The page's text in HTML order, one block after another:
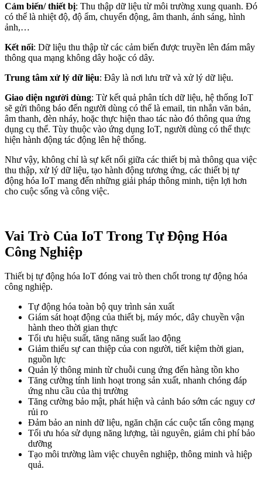
Cảm biến/ thiết bị: Thu thập dữ liệu từ môi trường xung quanh. Đó
có thể là nhiệt độ, độ ẩm, chuyển động, âm thanh, ánh sáng, hình
ảnh,…
Kết nối: Dữ liệu thu thập từ các cảm biến được truyền lên đám mây
thông qua mạng không dây hoặc có dây.
Trung tâm xử lý dữ liệu: Đây là nơi lưu trữ và xử lý dữ liệu.
Giao diện người dùng: Từ kết quả phân tích dữ liệu, hệ thống IoT
sẽ gửi thông báo đến người dùng có thể là email, tin nhắn văn bản,
âm thanh, đèn nháy, hoặc thực hiện thao tác nào đó thông qua ứng
dụng cụ thể. Tùy thuộc vào ứng dụng IoT, người dùng có thể thực
hiện hành động tác động lên hệ thống.
Như vậy, không chỉ là sự kết nối giữa các thiết bị mà thông qua việc
thu thập, xử lý dữ liệu, tạo hành động tương ứng, các thiết bị tự
động hóa IoT mang đến những giải pháp thông minh, tiện lợi hơn
cho cuộc sống và công việc.
Vai Trò Của IoT Trong Tự Động Hóa
Công Nghiệp
Thiết bị tự động hóa IoT đóng vai trò then chốt trong tự động hóa
công nghiệp.
Tự động hóa toàn bộ quy trình sản xuất
Giám sát hoạt động của thiết bị, máy móc, dây chuyền vận
hành theo thời gian thực
Tối ưu hiệu suất, tăng năng suất lao động
Giảm thiểu sự can thiệp của con người, tiết kiệm thời gian,
nguồn lực
Quản lý thông minh từ chuỗi cung ứng đến hàng tồn kho
Tăng cường tính linh hoạt trong sản xuất, nhanh chóng đáp
ứng nhu cầu của thị trường
Tăng cường bảo mật, phát hiện và cảnh báo sớm các nguy cơ
rủi ro
Đảm bảo an ninh dữ liệu, ngăn chặn các cuộc tấn công mạng
Tối ưu hóa sử dụng năng lượng, tài nguyên, giảm chi phí bảo
dưỡng
Tạo môi trường làm việc chuyên nghiệp, thông minh và hiệp
quả.